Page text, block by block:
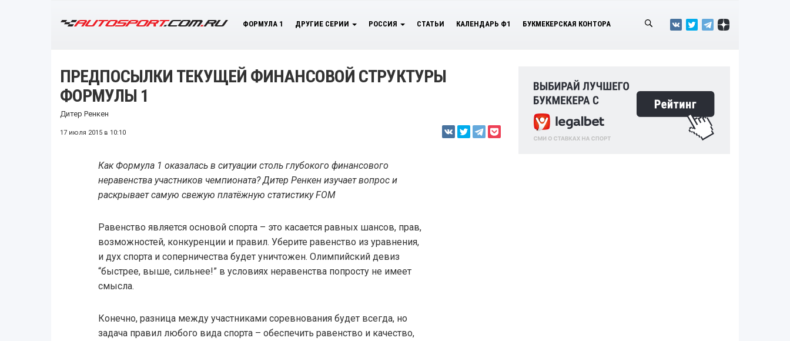
ФОРМУЛА 1 ДРУГИЕ СЕРИИ РОССИЯ СТАТЬИ КАЛЕНДАРЬ Ф1 БУКМЕКЕРСКАЯ КОНТОРА
ПРЕДПОСЫЛКИ ТЕКУЩЕЙ ФИНАНСОВОЙ СТРУКТУРЫ
ФОРМУЛЫ 1
Дитер Ренкен
17 июля 2015 в 10:10
Как Формула 1 оказалась в ситуации столь глубокого финансового
неравенства участников чемпионата? Дитер Ренкен изучает вопрос и
раскрывает самую свежую платёжную статистику FOM
Равенство является основой спорта – это касается равных шансов, прав,
возможностей, конкуренции и правил. Уберите равенство из уравнения,
и дух спорта и соперничества будет уничтожен. Олимпийский девиз
“быстрее, выше, сильнее!” в условиях неравенства попросту не имеет
смысла.
Конечно, разница между участниками соревнования будет всегда, но
задача правил любого вида спорта – обеспечить равенство и качество,